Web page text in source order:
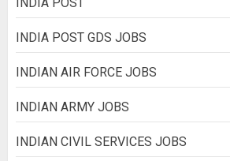
INDIA POST GDS JOBS
INDIAN AIR FORCE JOBS
INDIAN ARMY JOBS
INDIAN CIVIL SERVICES JOBS